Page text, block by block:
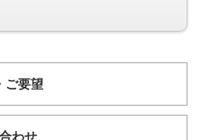
ご要望
わせ